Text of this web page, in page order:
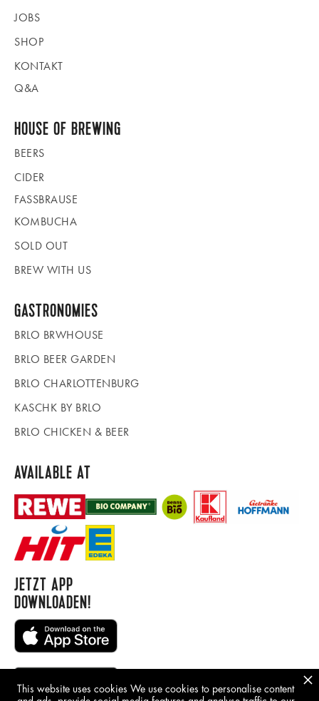
JOBS
SHOP
KONTAKT
Q&A
HOUSE OF BREWING
BEERS
CIDER
FASSBRAUSE
KOMBUCHA
SOLD OUT
BREW WITH US
GASTRONOMIES
BRLO BRWHOUSE
BRLO BEER GARDEN
BRLO CHARLOTTENBURG
KASCHK BY BRLO
BRLO CHICKEN & BEER
AVAILABLE AT
JETZT APP
DOWNLOADEN!
This website uses cookies We use cookies to personalise content